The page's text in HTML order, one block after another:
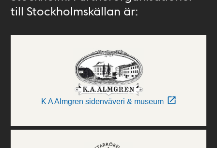
till Stockholmskällan är:
K A Almgren sidenväveri & museum